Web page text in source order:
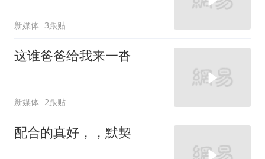
新媒体 3跟贴
这谁爸爸给我来一沓
新媒体 2跟贴
配合的真好，，默契